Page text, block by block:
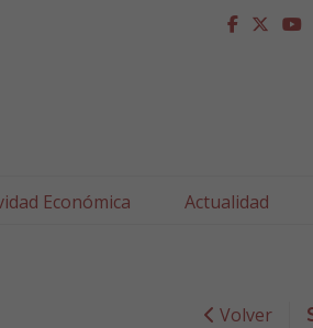
Económica Actualidad
Volver